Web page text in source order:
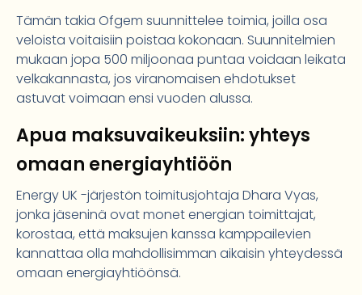
Tämän takia Ofgem suunnittelee toimia, joilla osa
veloista voitaisiin poistaa kokonaan. Suunnitelmien
mukaan jopa 500 miljoonaa puntaa voidaan leikata
velkakannasta, jos viranomaisen ehdotukset
astuvat voimaan ensi vuoden alussa.
Apua maksuvaikeuksiin: yhteys
omaan energiayhtiöön
Energy UK -järjestön toimitusjohtaja Dhara Vyas,
jonka jäseninä ovat monet energian toimittajat,
korostaa, että maksujen kanssa kamppailevien
kannattaa olla mahdollisimman aikaisin yhteydessä
omaan energiayhtiöönsä.